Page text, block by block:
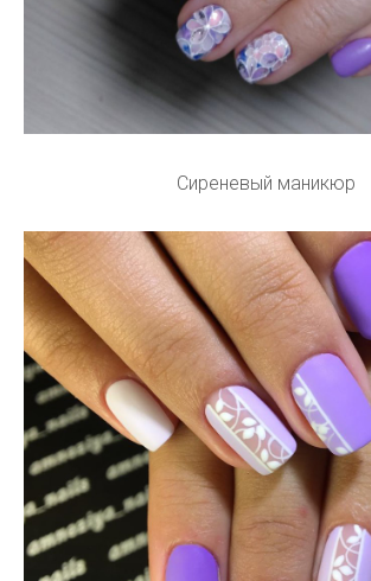
Сиреневый маникюр